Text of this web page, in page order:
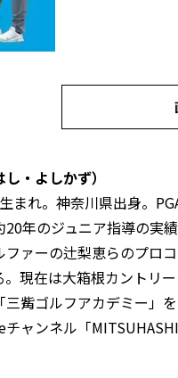
・よしかず）
まれ。神奈川県出身。
20年のジュニア指導の実
ファーの辻梨恵らのプロ
。現在は大箱根カントリ
三觜ゴルフアカデミー」
ャンネル「